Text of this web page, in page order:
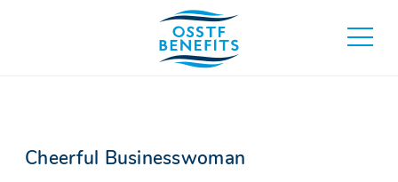
basculer
au
Cheerful Businesswoman